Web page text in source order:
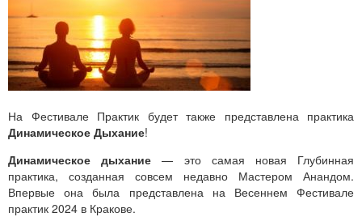
На Фестивале Практик будет также представлена практика
Динамическое Дыхание!
Динамическое дыхание — это самая новая Глубинная
практика, созданная совсем недавно Мастером Анандом.
Впервые она была представлена на Весеннем Фестивале
практик 2024 в Кракове.